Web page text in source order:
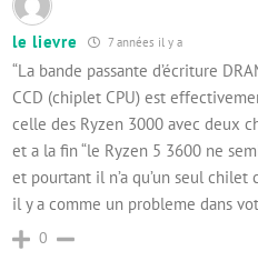
le lievre 7 années il y a
“La bande passante d’écriture
CCD (chiplet CPU) est
celle des Ryzen 3000 avec deux
et a la fin “le Ryzen 5 3600 ne
et pourtant il n’a qu’un seul
il y a comme un probleme dans
0